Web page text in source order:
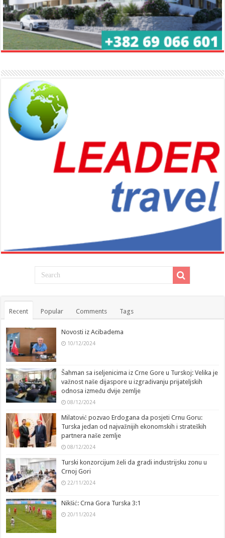
Recent Popular Comments Tags
Novosti iz Acibadema
10/12/2024
Šahman sa iseljenicima iz Crne Gore u Turskoj: Velika je
važnost naše dijaspore u izgrađivanju prijateljskih
odnosa između dvije zemlje
08/12/2024
Milatović pozvao Erdogana da posjeti Crnu Goru:
Turska jedan od najvažnijih ekonomskih i strateških
partnera naše zemlje
08/12/2024
Turski konzorcijum želi da gradi industrijsku zonu u
Crnoj Gori
22/11/2024
Nikšić: Crna Gora Turska 3:1
20/11/2024